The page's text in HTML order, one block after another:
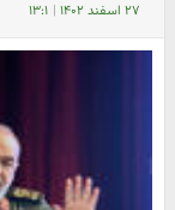
۲۷ اسفند ۱۴۰۲ | ۱۳:۱